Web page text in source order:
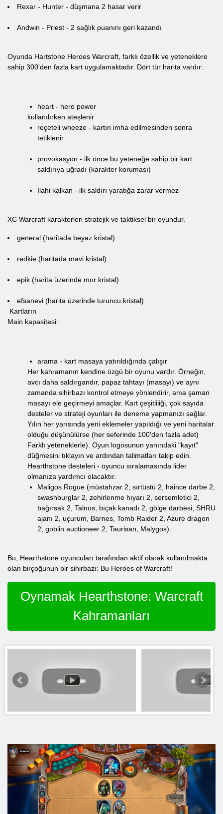
Rexar - Hunter - düşmana 2 hasar verir
Andwin - Priest - 2 sağlık puanını geri kazandı
Oyunda Hartstone Heroes Warcraft, farklı özellik ve yeteneklere
sahip 300'den fazla kart uygulamaktadır. Dört tür harita vardır:
heart - hero power
kullanılırken ateşlenir
reçeteli wheeze - kartın imha edilmesinden sonra
tetiklenir
provokasyon - ilk önce bu yeteneğe sahip bir kart
saldırıya uğradı (karakter koruması)
İlahi kalkan - ilk saldırı yaratığa zarar vermez
ХС Warcraft karakterleri stratejik ve taktiksel bir oyundur.
general (haritada beyaz kristal)
redkie (haritada mavi kristal)
epik (harita üzerinde mor kristal)
efsanevi (harita üzerinde turuncu kristal)
Kartların
Main kapasitesi:
arama - kart masaya yatırıldığında çalışır
Her kahramanın kendine özgü bir oyunu vardır. Örneğin,
avcı daha saldırgandır, papaz tahtayı (masayı) ve aynı
zamanda sihirbazı kontrol etmeye yönlendirir, ama şaman
masayı ele geçirmeyi amaçlar. Kart çeşitliliği, çok sayıda
desteler ve strateji oyunları ile deneme yapmanızı sağlar.
Yılın her yarısında yeni eklemeler yapıldığı ve yeni haritalar
olduğu düşünülürse (her seferinde 100'den fazla adet)
Farklı yeteneklerle). Oyun logosunun yanındaki "kayıt"
düğmesini tıklayın ve ardından talimatları takip edin.
Hearthstone desteleri - oyuncu sıralamasında lider
olmanıza yardımcı olacaktır.
Maligos Rogue (müstahzar 2, sırtüstü 2, haince darbe 2,
swashburglar 2, zehirlenme hıyarı 2, sersemletici 2,
bağırsak 2, Talnos, bıçak kanadı 2, gölge darbesi, SHRU
ajanı 2, uçurum, Barnes, Tomb Raider 2, Azure dragon
2, goblin auctioneer 2, Taurisan, Malygos).
Bu, Hearthstone oyuncuları tarafından aktif olarak kullanılmakta
olan birçoğunun bir sihirbazı: Bu Heroes of Warcraft!
Oynamak Hearthstone: Warcraft
Kahramanları